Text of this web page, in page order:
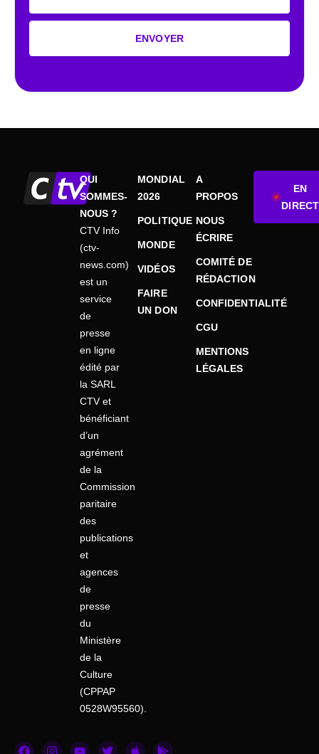
ENVOYER
QUI
SOMMES-
NOUS ?
CTV Info
(ctv-
news.com)
est un
service
de
presse
en ligne
édité par
la SARL
CTV et
bénéficiant
d’un
agrément
de la
Commission
paritaire
des
publications
et
agences
de
presse
du
Ministère
de la
Culture
(CPPAP
0528W95560).
MONDIAL
2026
POLITIQUE
MONDE
VIDÉOS
FAIRE
UN DON
A
PROPOS
NOUS
ÉCRIRE
COMITÉ DE
RÉDACTION
CONFIDENTIALITÉ
CGU
MENTIONS
LÉGALES
EN
DIRECT
F
I
Y
T
A
G